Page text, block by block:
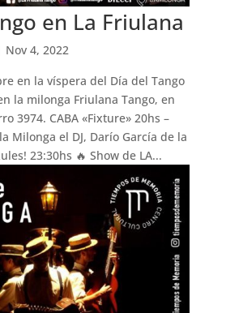
en La Friulana
Nov 4, 2022
en la víspera del Día del Tango
la milonga Friulana Tango, en
3974. CABA «Fixture» 20hs –
Milonga el DJ, Darío García de la
23:30hs 🔥 Show de LA...